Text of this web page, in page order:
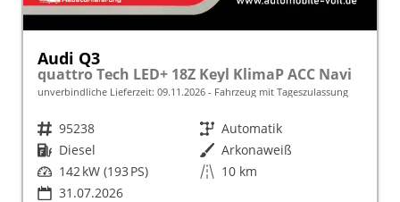
Audi Q3
quattro Tech LED+ 18Z Keyl KlimaP ACC Navi
unverbindliche Lieferzeit: 09.11.2026 Fahrzeug mit Tageszulassung
Fahrzeugnr. 95238 Getriebe Automatik
Kraftstoff Diesel Außenfarbe Arkonaweiß
Leistung 142 kW (193 PS) Kilometerstand 10 km
31.07.2026